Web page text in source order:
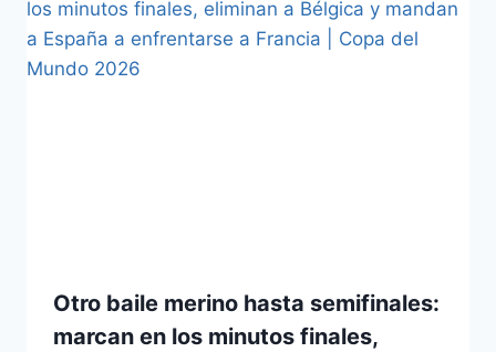
Otro baile merino hasta semifinales:
marcan en los minutos finales,